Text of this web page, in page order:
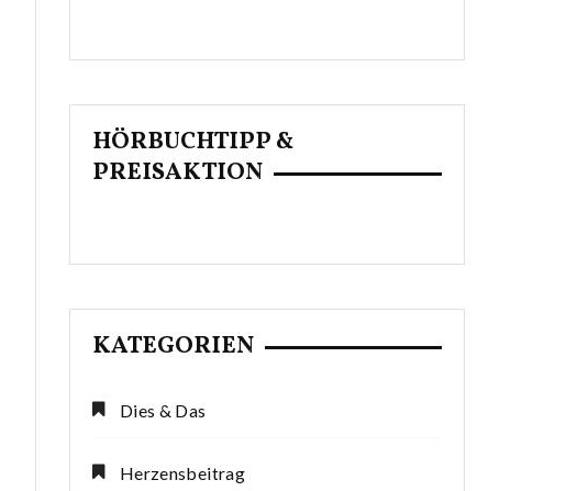
HÖRBUCHTIPP &
PREISAKTION
KATEGORIEN
Dies & Das
Herzensbeitrag